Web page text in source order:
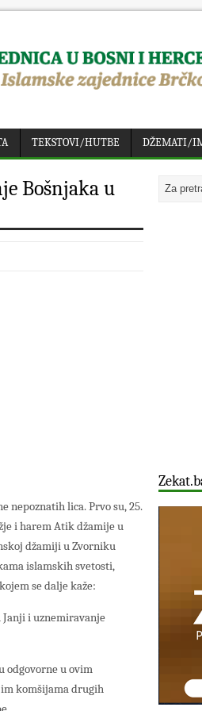
TEKSTOVI/HUTBE DŽEMATI/
Bošnjaka u
nepoznatih lica. Prvo su, 25.
i harem Atik džamije u
džamiji u Zvorniku
islamskih svetosti,
se dalje kaže:
i uznemiravanje
odgovorne u ovim
komšijama drugih